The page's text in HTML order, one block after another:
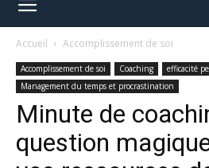
Accueil Accomplissement de soi
Accomplissement de soi Coaching
efficacité
Management du temps et procrastination
Minute de
question